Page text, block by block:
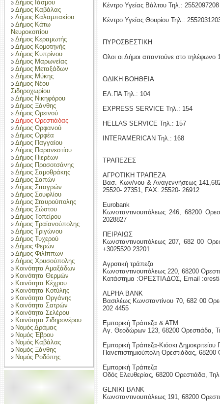
Δήμος Ιάσμου
Δήμος Καβάλας
Δήμος Καλαμπακίου
Δήμος Κάτω
Νευροκοπίου
Δήμος Κεραμωτής
Δήμος Κομοτηνής
Δήμος Κυπρίνου
Δήμος Μαρωνείας
Δήμος Μεταξάδων
Δήμος Μύκης
Δήμος Νέου
Σιδηροχωρίου
Δήμος Νικηφόρου
Δήμος Ξάνθης
Δήμος Ορεινού
Δήμος Ορεστιάδας
Δήμος Ορφανού
Δήμος Ορφέα
Δήμος Παγγαίου
Δήμος Παρανεστίου
Δήμος Πιερέων
Δήμος Προσοτσάνης
Δήμος Σαμοθράκης
Δήμος Σαπών
Δήμος Σιταγρών
Δήμος Σουφλίου
Δήμος Σταυρούπολης
Δήμος Σώστου
Δήμος Τοπείρου
Δήμος Τραϊανούπολης
Δήμος Τριγώνου
Δήμος Τυχερού
Δήμος Φερών
Δήμος Φιλίππων
Δήμος Χρυσούπολης
Κοινότητα Αμαξάδων
Κοινότητα Θερμών
Κοινότητα Κέχρου
Κοινότητα Κοτύλης
Κοινότητα Οργάνης
Κοινότητα Σατρών
Κοινότητα Σελέρου
Κοινότητα Σιδηρονέρου
Νομός Δράμας
Νομός Έβρου
Νομός Καβάλας
Νομός Ξάνθης
Νομός Ροδόπης
Κέντρο Υγείας Βάλτου Τηλ.: 2552097208
Κέντρο Υγείας Θουρίου Τηλ.:
ΠΥΡOΣΒΕΣΤΙΚΗ
Ολοι οι Δήμοι απαντούνε στο τηλέφωνο
ΟΔΙΚΗ ΒΟΗΘΕΙΑ
ΕΛ.ΠΑ Τηλ.: 104
EXPRESS SERVICE Τηλ.: 154
HELLAS SERVICE Τηλ.: 157
INTERAMERICAN Τηλ.: 168
ΤΡΑΠΕΖΕΣ
ΑΓΡΟΤΙΚΗ ΤΡΑΠΕΖΑ
Βασ. Κων/νου & Αναγεννήσεως
25520- 27351, FAX: 25520- 26912
Eurobank
Κωνσταντινουπόλεως 246, 68200
2028827
ΠΕΙΡΑΙΩΣ
Κωνσταντινουπόλεως 207, 682 00
+3025520 23201
Αγροτική τράπεζα
Κωνσταντινουπόλεως 220, 68200
Κατάστημα :ΟΡΕΣΤΙΑΔΟΣ, Email
ALPHA BANK
Βασιλέως Κωνσταντίνου 70, 682 00
202 4455
Εμπορική Τράπεζα & ΑΤΜ
Αγ. Θεοδώρων 123, 68200 Ορεστιάδα,
Εμπορική Τράπεζα-Κιόσκι
Πανεπιστημιούπολη Ορεστιάδας,
Εμπορική Τράπεζα
Οδός Ελευθερίας, 68200 Ορεστιάδα,
GENIKI BANK
Κωνσταντινουπόλεως 191, 68200